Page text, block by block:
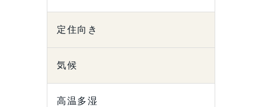
定住向き
気候
高温多湿